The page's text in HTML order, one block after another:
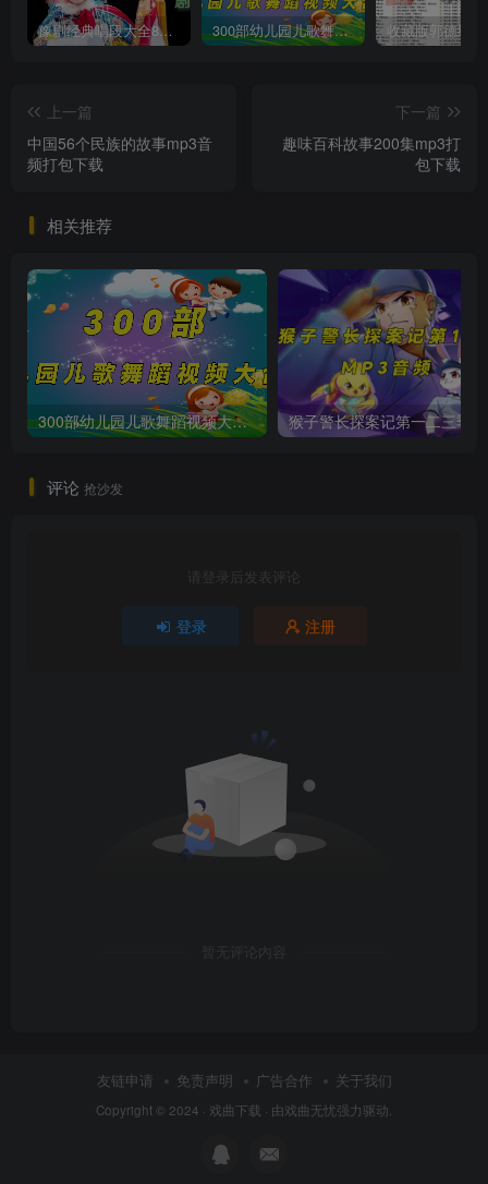
豫剧经典唱段大全850首mp3打包戏曲下载 300部幼儿园儿歌舞蹈视频大合集
上一篇
中国56个民族的故事mp3音
频打包下载
下一篇
趣味百科故事200集mp3打
包下载
相关推荐
300部幼儿园儿歌舞蹈视频大合集
评论 抢沙发
请登录后发表评论
登录 注册
暂无评论内容
友链申请 免责声明 广告合作 关于我们
Copyright © 2024 · 戏曲下载 · 由戏曲无忧强力驱动.